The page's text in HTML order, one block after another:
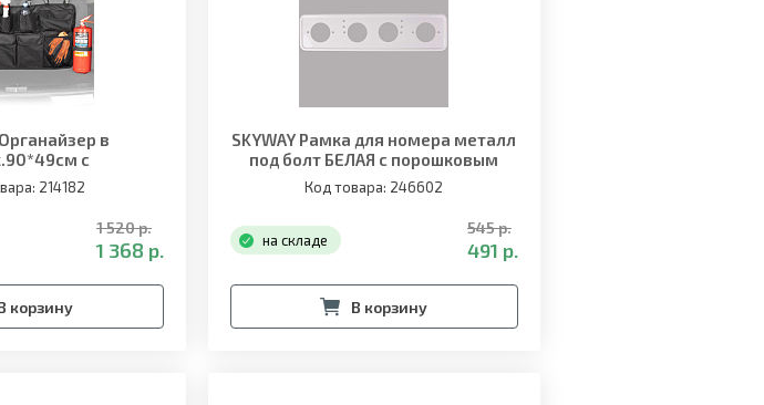
Органайзер в
с
на сиденья
214182
1 520 р.
1 368 р.
корзину
SKYWAY Рамка для номера металл
под болт БЕЛАЯ с порошковым
покрытием без надписи
Код товара: 246602
на складе
545 р.
491 р.
В корзину